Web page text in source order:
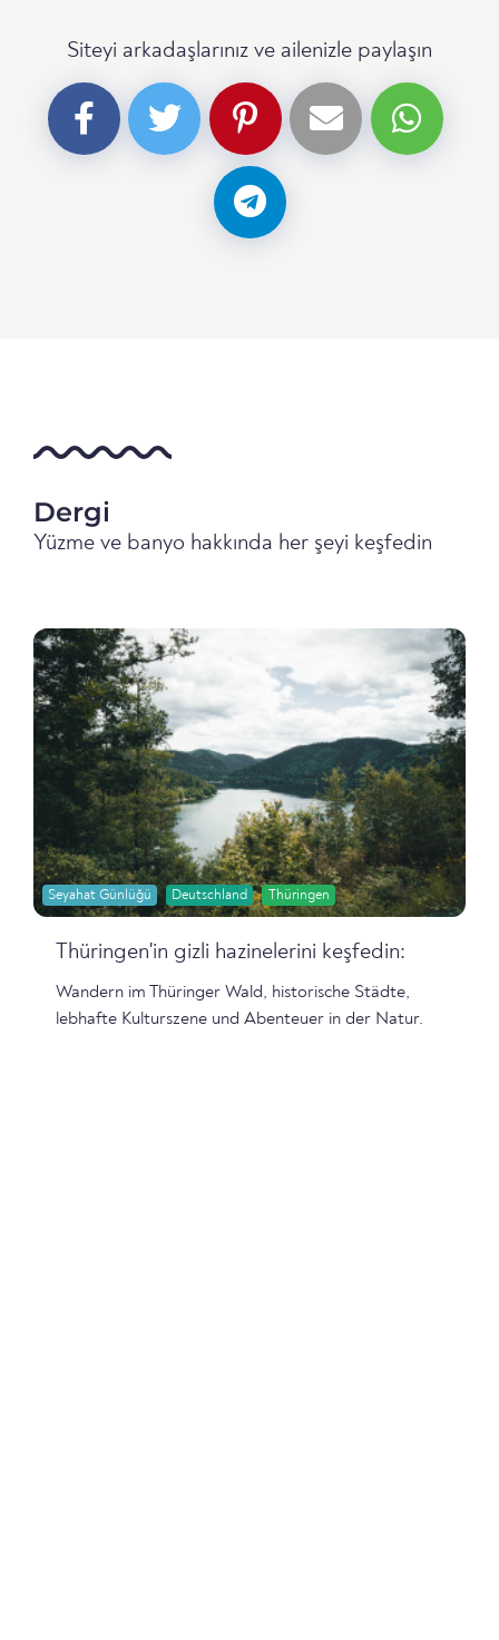
Siteyi arkadaşlarınız ve ailenizle paylaşın
Dergi
Yüzme ve banyo hakkında her şeyi keşfedin
Seyahat Günlüğü Deutschland Thüringen
Thüringen'in gizli hazinelerini keşfedin:
Wandern im Thüringer Wald, historische Städte,
lebhafte Kulturszene und Abenteuer in der Natur.